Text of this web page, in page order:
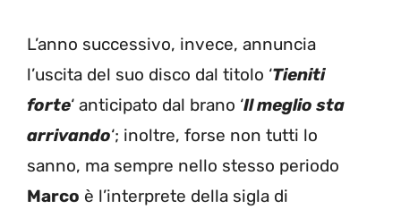
L’anno successivo, invece, annuncia
l’uscita del suo disco dal titolo ‘Tieniti
forte‘ anticipato dal brano ‘Il meglio sta
arrivando‘; inoltre, forse non tutti lo
sanno, ma sempre nello stesso periodo
Marco è l’interprete della sigla di